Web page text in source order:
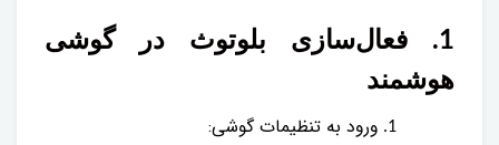
1. فعال‌سازی بلوتوث در گوشی
هوشمند
ورود به تنظیمات گوشی: